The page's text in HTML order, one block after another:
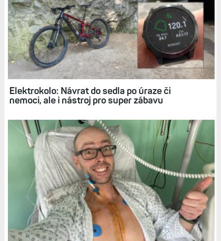
Elektrokolo: Návrat do sedla po úraze či
nemoci, ale i nástroj pro super zábavu